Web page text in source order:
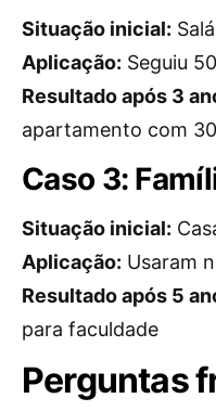
Situação inicial:
Aplicação: Seguiu
Resultado após 3
apartamento com
Caso 3:
Situação inicial:
Aplicação: Usaram
Resultado após 5
para faculdade
Perguntas